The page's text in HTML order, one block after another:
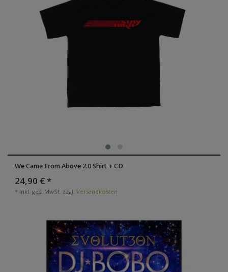
We Came From Above 2.0 Shirt + CD
24,90 € *
* inkl. ges. MwSt. zzgl. Versandkosten